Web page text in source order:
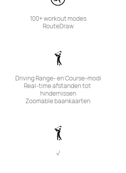
100+ workout modes
RouteDraw
Driving Range- en Course-modi
Real-time afstanden tot
hindernissen
Zoomable baankaarten
√